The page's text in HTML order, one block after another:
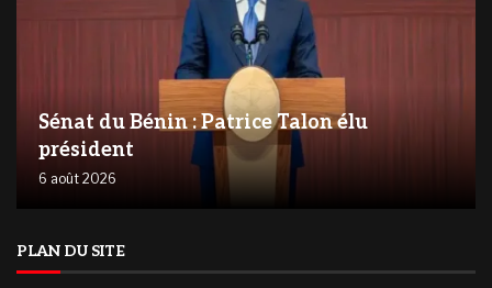
Sénat du Bénin : Patrice Talon élu
président
6 août 2026
PLAN DU SITE